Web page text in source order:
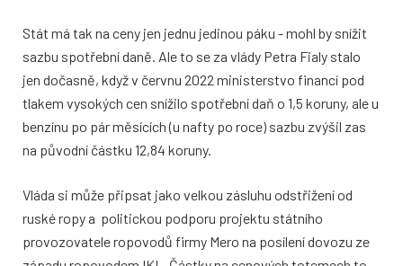
Stát má tak na ceny jen jednu jedinou páku - mohl by snížit
sazbu spotřební daně. Ale to se za vlády Petra Fialy stalo
jen dočasně, když v červnu 2022 ministerstvo financí pod
tlakem vysokých cen snížilo spotřební daň o 1,5 koruny, ale u
benzínu po pár měsících (u nafty po roce) sazbu zvýšil zas
na původní částku 12,84 koruny.
Vláda si může připsat jako velkou zásluhu odstřižení od
ruské ropy a politickou podporu projektu státního
provozovatele ropovodů firmy Mero na posílení dovozu ze